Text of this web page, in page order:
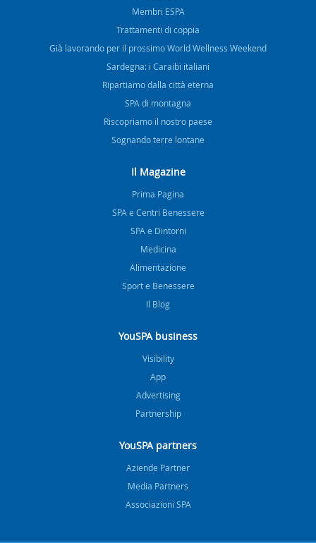
Membri ESPA
Trattamenti di coppia
Già lavorando per il prossimo World Wellness Weekend
Sardegna: i Caraibi italiani
Ripartiamo dalla città eterna
SPA di montagna
Riscopriamo il nostro paese
Sognando terre lontane
Il Magazine
Prima Pagina
SPA e Centri Benessere
SPA e Dintorni
Medicina
Alimentazione
Sport e Benessere
Il Blog
YouSPA business
Visibility
App
Advertising
Partnership
YouSPA partners
Aziende Partner
Media Partners
Associazioni SPA